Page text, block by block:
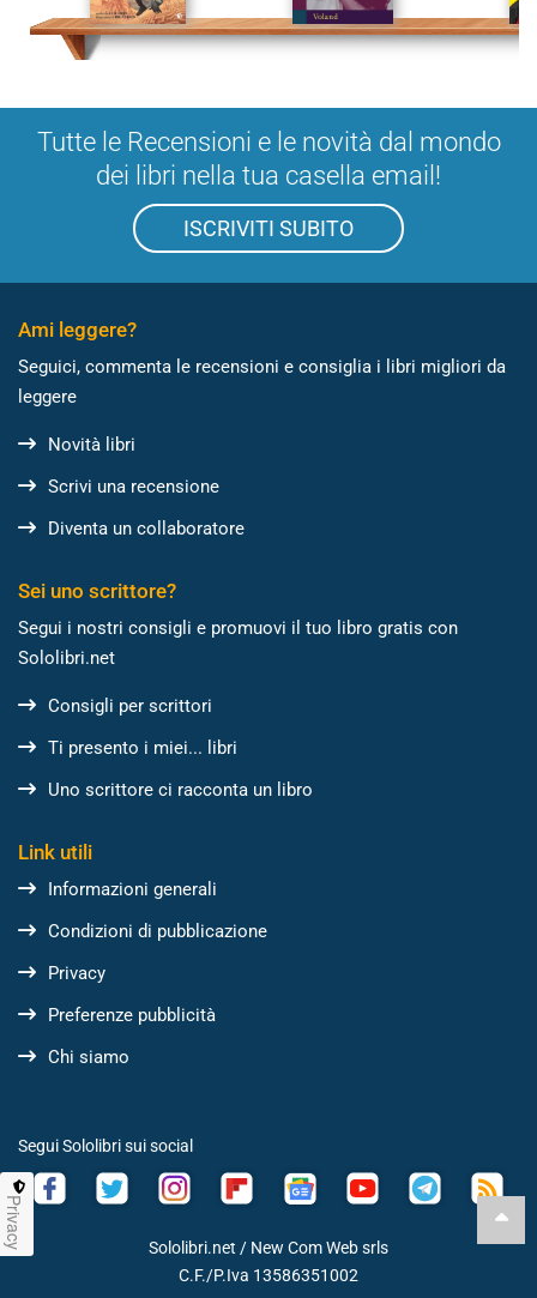
Tutte le Recensioni e le novità dal mondo
dei libri nella tua casella email!
ISCRIVITI SUBITO
Ami leggere?
Seguici, commenta le recensioni e consiglia i libri migliori da
leggere
Novità libri
Scrivi una recensione
Diventa un collaboratore
Sei uno scrittore?
Segui i nostri consigli e promuovi il tuo libro gratis con
Sololibri.net
Consigli per scrittori
Ti presento i miei... libri
Uno scrittore ci racconta un libro
Link utili
Informazioni generali
Condizioni di pubblicazione
Privacy
Preferenze pubblicità
Chi siamo
Segui Sololibri sui social
Sololibri.net / New Com Web srls
C.F./P.Iva 13586351002
Privacy